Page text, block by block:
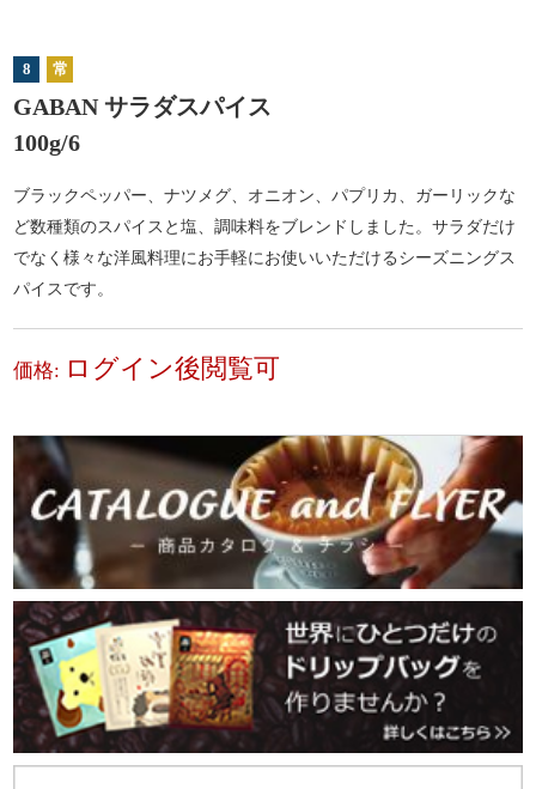
8 常
GABAN サラダスパイス
100g/6
ブラックペッパー、ナツメグ、オニオン、パプリカ、ガーリックな
ど数種類のスパイスと塩、調味料をブレンドしました。サラダだけ
でなく様々な洋風料理にお手軽にお使いいただけるシーズニングス
パイスです。
価格: ログイン後閲覧可